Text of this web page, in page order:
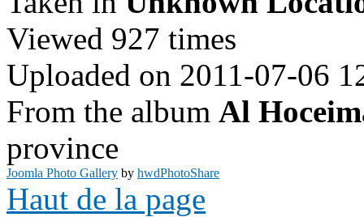
Viewed 927 times
Uploaded on 2011-07-06
From the album Al
province
Joomla Photo Gallery by hwdPhotoShare
Haut de la page